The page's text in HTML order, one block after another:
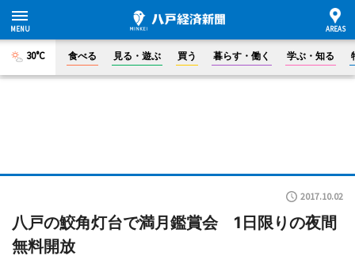
30°C 食べる 見る・遊ぶ 買う 暮らす・働く 学ぶ・知る
2017.10.02
八戸の鮫角灯台で満月鑑賞会 1日限りの夜間
無料開放